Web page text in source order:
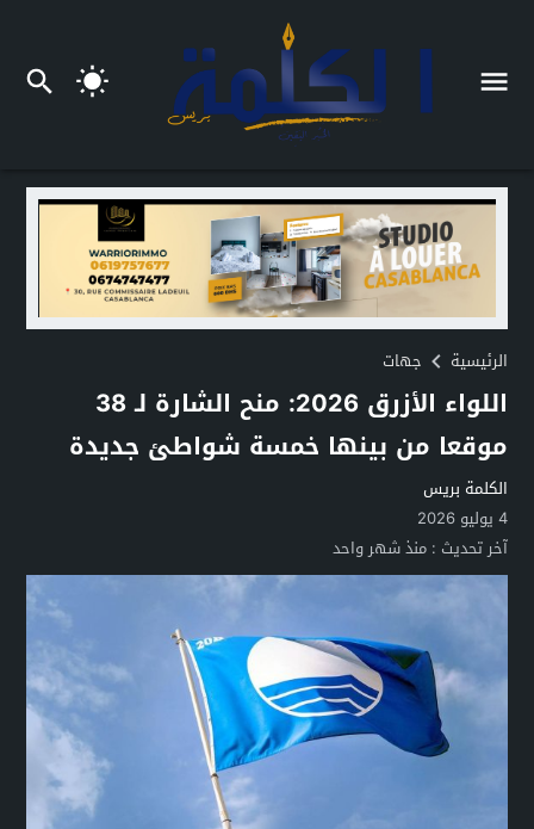
الرئيسية جهات
اللواء الأزرق 2026: منح الشارة لـ 38
موقعا من بينها خمسة شواطئ جديدة
الكلمة بريس
4 يوليو 2026
آخر تحديث :منذ شهر واحد